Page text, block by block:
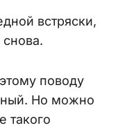
встряски,
поводу
Но можно
такого